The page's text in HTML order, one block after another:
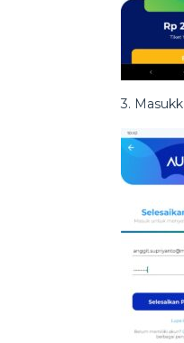
3.